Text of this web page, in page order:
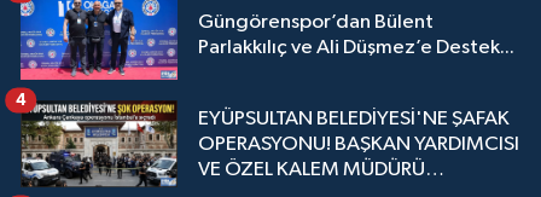
Güngörenspor’dan Bülent
Parlakkılıç ve Ali Düşmez’e Destek...
EYÜPSULTAN BELEDİYESİ'NE ŞAFAK
OPERASYONU! BAŞKAN YARDIMCISI
VE ÖZEL KALEM MÜDÜRÜ
4